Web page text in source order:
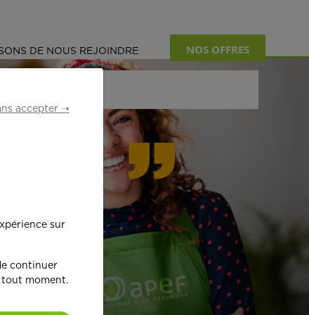
DE NOUS REJOINDRE NOS OFFRES
ur !
accepter ➝
sur
continuer
tout moment.